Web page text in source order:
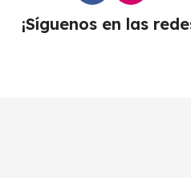
¡Síguenos en las